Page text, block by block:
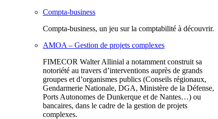
Compta-business
Compta-business, un jeu sur la comptabilité à découvrir.
AMOA – Gestion de projets complexes
FIMECOR Walter Allinial a notamment construit sa
notoriété au travers d’interventions auprès de grands
groupes et d’organismes publics (Conseils régionaux,
Gendarmerie Nationale, DGA, Ministère de la Défense,
Ports Autonomes de Dunkerque et de Nantes…) ou
bancaires, dans le cadre de la gestion de projets
complexes.